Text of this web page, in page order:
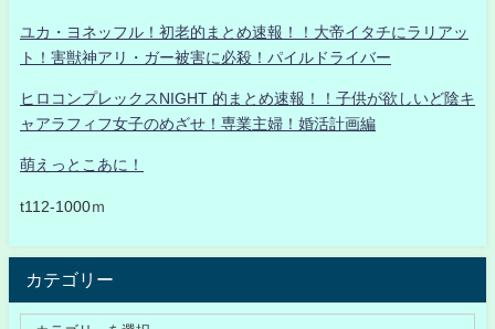
ユカ・ヨネッフル！初老的まとめ速報！！大帝イタチにラリアッ
ト！害獣神アリ・ガー被害に必殺！パイルドライバー
ヒロコンプレックスNIGHT 的まとめ速報！！子供が欲しいど陰キ
ャアラフィフ女子のめざせ！専業主婦！婚活計画編
萌えっとこあに！
t112-1000ｍ
カテゴリー